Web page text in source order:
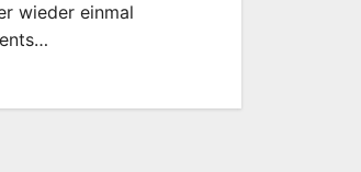
wieder einmal